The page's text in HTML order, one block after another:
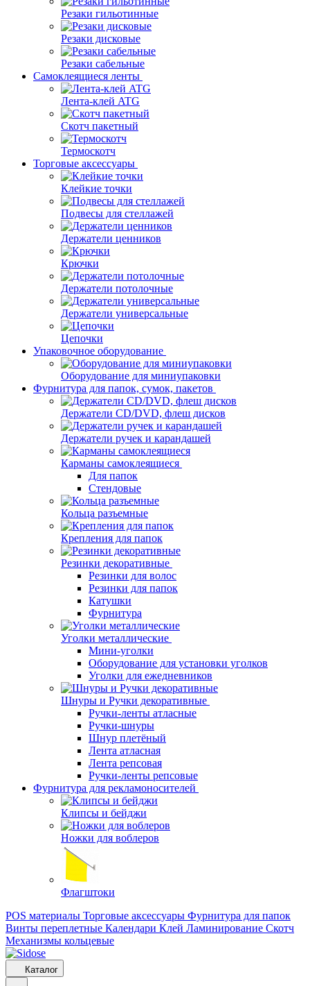
Резаки гильотинные
Резаки дисковые
Резаки сабельные
Самоклеящиеся ленты
Лента-клей ATG
Скотч пакетный
Термоскотч
Торговые аксессуары
Клейкие точки
Подвесы для стеллажей
Держатели ценников
Крючки
Держатели потолочные
Держатели универсальные
Цепочки
Упаковочное оборудование
Оборудование для миниупаковки
Фурнитура для папок, сумок, пакетов
Держатели CD/DVD, флеш дисков
Держатели ручек и карандашей
Карманы самоклеящиеся
Для папок
Стендовые
Кольца разъемные
Крепления для папок
Резинки декоративные
Резинки для волос
Резинки для папок
Катушки
Фурнитура
Уголки металлические
Мини-уголки
Оборудование для установки уголков
Уголки для ежедневников
Шнуры и Ручки декоративные
Ручки-ленты атласные
Ручки-шнуры
Шнур плетёный
Лента атласная
Лента репсовая
Ручки-ленты репсовые
Фурнитура для рекламоносителей
Клипсы и бeйджи
Ножки для воблеров
Флагштоки
POS материалы Торговые аксессуары Фурнитура для папок
Винты переплетные Календари Клей Ламинирование Скотч
Механизмы кольцевые
Каталог